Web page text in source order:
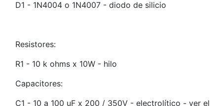
D1 - 1N4004 o 1N4007 - diodo de silicio
Resistores:
R1 - 10 k ohms x 10W - hilo
Capacitores:
C1 - 10 a 100 uF x 200 / 350V - electrolítico - ver el